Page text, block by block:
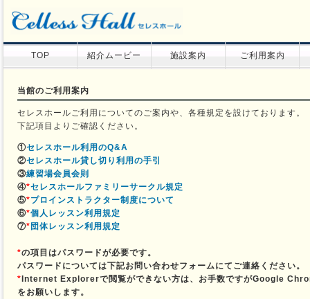
TOP 紹介ムービー 施設案内 ご利用案内
当館のご利用案内
セレスホールご利用についてのご案内や、各種規定を設けております。
下記項目よりご確認ください。
①セレスホール利用のQ&A
②セレスホール貸し切り利用の手引
③練習場会員会則
④*セレスホールファミリーサークル規定
⑤*プロインストラクター制度について
⑥*個人レッスン利用規定
⑦*団体レッスン利用規定
*の項目はパスワードが必要です。
パスワードについては下記お問い合わせフォームにてご連絡ください。
*Internet Explorerで閲覧ができない方は、お手数ですがGoogle
をお願いします。